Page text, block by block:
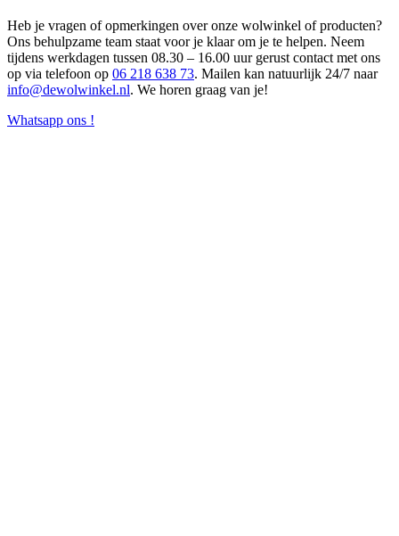
Heb je vragen of opmerkingen over onze wolwinkel of producten?
Ons behulpzame team staat voor je klaar om je te helpen. Neem
tijdens werkdagen tussen 08.30 – 16.00 uur gerust contact met ons
op via telefoon op 06 218 638 73. Mailen kan natuurlijk 24/7 naar
info@dewolwinkel.nl. We horen graag van je!
Whatsapp ons !